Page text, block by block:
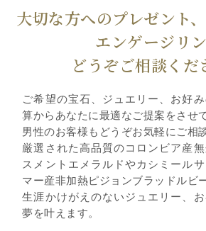
大切な方へのプレゼント、
エンゲージリ
どうぞご相談くだ
ご希望の宝石、ジュエリー、お好
算からあなたに最適なご提案をさせ
男性のお客様もどうぞお気軽にご相
厳選された高品質のコロンビア産
スメントエメラルドやカシミール
マー産非加熱ピジョンブラッドルビ
生涯かけがえのないジュエリー、
夢を叶えます。